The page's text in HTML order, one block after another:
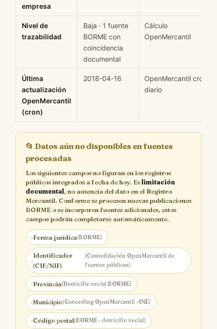
empresa
Nivel de
trazabilidad
Baja · 1 fuente
BORME con
coincidencia
documental
Cálculo
OpenMercantil
Última
actualización
OpenMercantil
(cron)
2018-04-16
OpenMercantil cron
diario
📂 Datos aún no disponibles en fuentes
procesadas
Los siguientes campos no figuran en los registros
públicos integrados a fecha de hoy. Eslimitación
documental, no ausencia del dato en el Registro
Mercantil. Conforme se procesen nuevas publicaciones
BORME o se incorporen fuentes adicionales, estos
campos podrán completarse automáticamente.
·Forma jurídica(BORME)
·
Identificador
(CIF/NIF)
(Consolidación OpenMercantil de
fuentes públicas)
·Provincia(Domicilio social BORME)
·Municipio(Geocoding OpenMercantil · INE)
·Código postal(BORME · domicilio social)